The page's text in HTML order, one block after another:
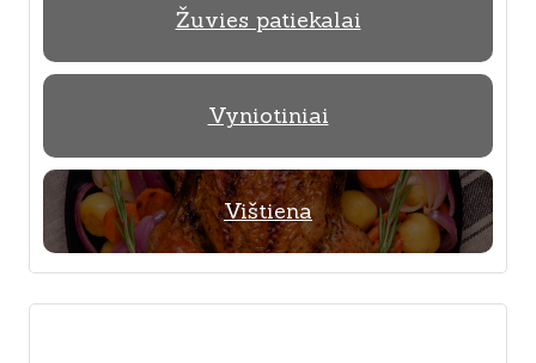
Žuvies patiekalai
Vyniotiniai
Vištiena